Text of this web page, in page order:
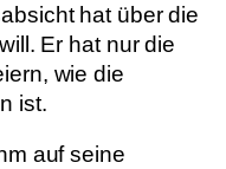
hat über die
Er hat nur die
wie die
ist.
auf seine